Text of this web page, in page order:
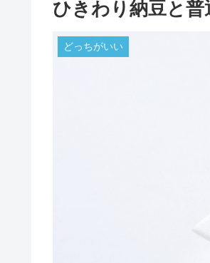
ひきわり納豆と
どっちがいい